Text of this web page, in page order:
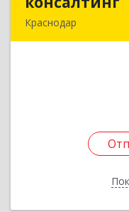
Краснодар